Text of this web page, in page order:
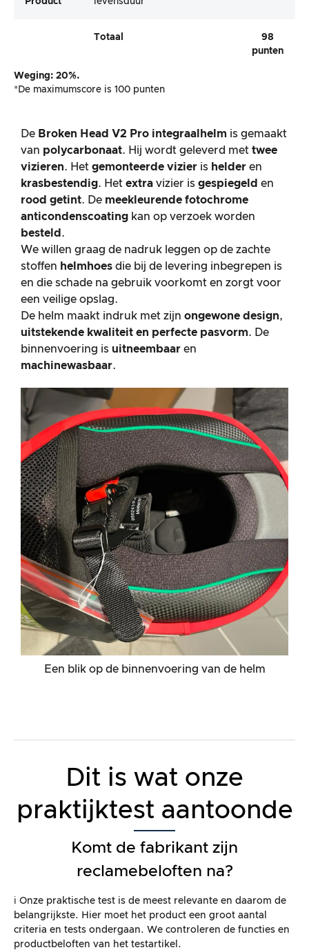
Totaal
98
punten
Weging: 20%.
*De maximumscore is 100 punten
Een blik op de binnenvoering van de helm
De Broken Head V2 Pro integraalhelm is gemaakt
van polycarbonaat. Hij wordt geleverd met twee
vizieren. Het gemonteerde vizier is helder en
krasbestendig. Het extra vizier is gespiegeld en
rood getint. De meekleurende fotochrome
anticondenscoating kan op verzoek worden
besteld .
We willen graag de nadruk leggen op de zachte
stoffen helmhoes die bij de levering inbegrepen is
en die schade na gebruik voorkomt en zorgt voor
een veilige opslag.
De helm maakt indruk met zijn ongewone design,
uitstekende kwaliteit en perfecte pasvorm. De
binnenvoering is uitneembaar en
machinewasbaar.
Dit is wat onze
praktijktest aantoonde
Komt de fabrikant zijn
reclamebeloften na?
ℹ️ Onze praktische test is de meest relevante en daarom de
belangrijkste. Hier moet het product een groot aantal
criteria en tests ondergaan. We controleren de functies en
productbeloften van het testartikel.